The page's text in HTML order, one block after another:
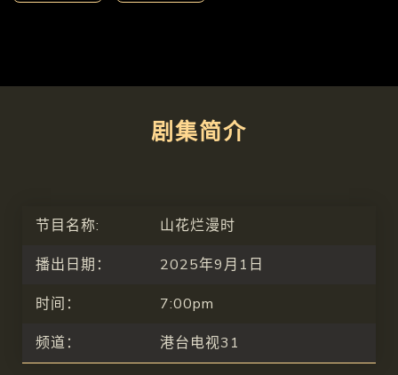
剧集简介
节目名称:
山花烂漫时
播出日期：
2025年9月1日
时间：
7:00pm
频道：
港台电视31